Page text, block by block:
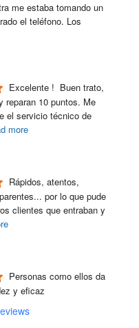
me estaba tomando un
el teléfono. Los
Excelente !  Buen trato,
reparan 10 puntos. Me
el servicio técnico de
more
Rápidos, atentos,
por lo que pude
clientes que entraban y
Personas como ellos da
y eficaz